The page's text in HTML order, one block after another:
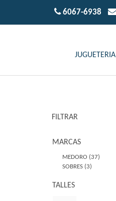
6067-6938
JUGUETERIA
FILTRAR
MARCAS
MEDORO (37)
SOBRES (3)
TALLES